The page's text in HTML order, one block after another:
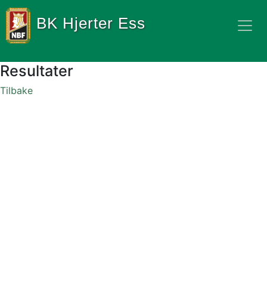
BK Hjerter Ess
Resultater
Tilbake